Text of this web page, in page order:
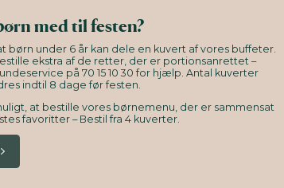
med til festen?
børn under 6 år kan dele en kuvert af vores buffeter.
ekstra af de retter, der er portionsanrettet –
på 70 15 10 30 for hjælp. Antal kuverter
indtil 8 dage før festen.
at bestille vores børnemenu, der er sammensat
favoritter – Bestil fra 4 kuverter.